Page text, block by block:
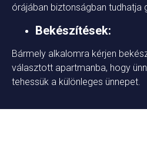
órájában biztonságban tudhatja
Bekészítések:
Bármely alkalomra kérjen
választott apartmanba, hogy
tehessük a különleges ünnepet.